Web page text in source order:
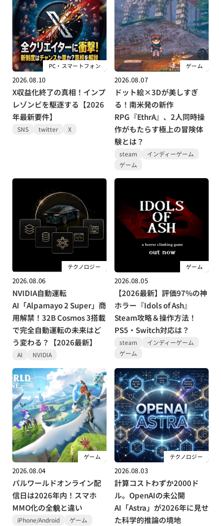
PC・スマートフォン
2026.08.10
X収益化終了の真相！インプ
レゾンビを駆逐する【2026
年最新要件】
SNS twitter X
ゲーム
2026.08.07
ドット絵×3Dが美しすぎ
る！南米発の新作
RPG『EthrA』、2人同時操
作がもたらす極上の冒険体
験とは？
steam
インディーゲーム
ゲーム
テクノロジー
2026.08.06
NVIDIA自動運転
AI「Alpamayo 2 Super」商
用解禁！32B Cosmos 3搭載
で完全自動運転の未来はど
う変わる？【2026最新】
AI NVIDIA
ゲーム
2026.08.05
【2026最新】評価97%の神
ホラー『Idols of Ash』
Steam攻略＆操作方法！
PS5・Switch対応は？
steam
インディーゲーム
ゲーム
ゲーム
2026.08.04
パルワールドオンライン配
信日は2026年内！スマホ
MMO化の全貌と違い
iPhone/Android ゲーム
テクノロジー
2026.08.03
計算コストわずか2000ド
ル。OpenAIの未公開
AI「Astra」が2026年に見せ
た科学的推論の境地